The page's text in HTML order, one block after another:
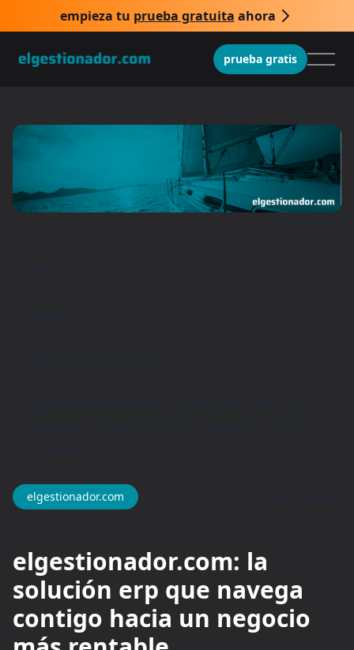
empieza tu prueba gratuita ahora
prueba gratis
elgestionador.com
elgestionador.com: la
solución erp que navega
contigo hacia un negocio